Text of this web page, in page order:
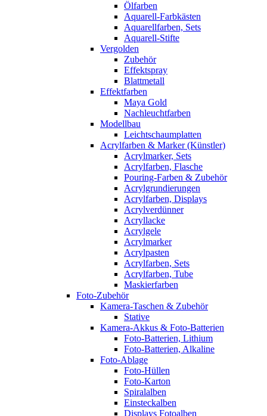
Ölfarben
Aquarell-Farbkästen
Aquarellfarben, Sets
Aquarell-Stifte
Vergolden
Zubehör
Effektspray
Blattmetall
Effektfarben
Maya Gold
Nachleuchtfarben
Modellbau
Leichtschaumplatten
Acrylfarben & Marker (Künstler)
Acrylmarker, Sets
Acrylfarben, Flasche
Pouring-Farben & Zubehör
Acrylgrundierungen
Acrylfarben, Displays
Acrylverdünner
Acryllacke
Acrylgele
Acrylmarker
Acrylpasten
Acrylfarben, Sets
Acrylfarben, Tube
Maskierfarben
Foto-Zubehör
Kamera-Taschen & Zubehör
Stative
Kamera-Akkus & Foto-Batterien
Foto-Batterien, Lithium
Foto-Batterien, Alkaline
Foto-Ablage
Foto-Hüllen
Foto-Karton
Spiralalben
Einsteckalben
Displays Fotoalben